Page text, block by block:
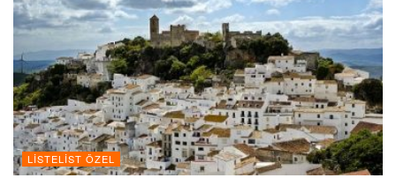
LISTELIST ÖZEL